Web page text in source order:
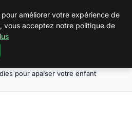
pour apaiser votre enfant
améliorer votre expérience de
vous acceptez notre politique de